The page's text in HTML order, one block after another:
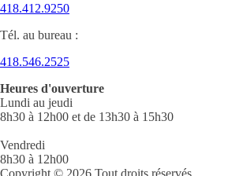
418.412.9250
Tél. au bureau :
418.546.2525
Heures d'ouverture
Lundi au jeudi
8h30 à 12h00 et de 13h30 à 15h30
Vendredi
8h30 à 12h00
Copyright © 2026 Tout droits réservés